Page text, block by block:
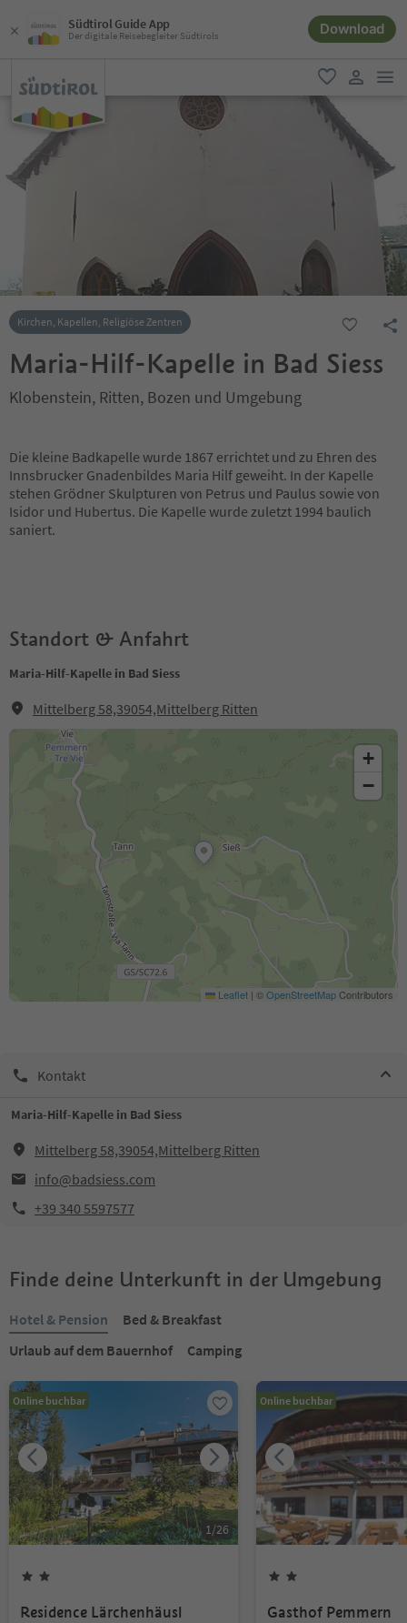
Südtirol Guide App
Der digitale Reisebegleiter Südtirols Download
favorit
Kirchen, Kapellen, Religiöse Zentren
Maria-Hilf-Kapelle in Bad Siess
Klobenstein, Ritten, Bozen und Umgebung
Die kleine Badkapelle wurde 1867 errichtet und zu Ehren des
Innsbrucker Gnadenbildes Maria Hilf geweiht. In der Kapelle
stehen Grödner Skulpturen von Petrus und Paulus sowie von
Isidor und Hubertus. Die Kapelle wurde zuletzt 1994 baulich
saniert.
Standort & Anfahrt
Maria-Hilf-Kapelle in Bad Siess
Mittelberg 58,39054,Mittelberg Ritten
+
−
Leaflet | ©OpenStreetMapContributors
Kontakt
Maria-Hilf-Kapelle in Bad Siess
Mittelberg 58,39054,Mittelberg Ritten
info@badsiess.com
+39 340 5597577
Finde deine Unterkunft in der Umgebung
Hotel & Pension
Bed & Breakfast
Urlaub auf dem Bauernhof
Camping
Online buchbar
1/26
Residence Lärchenhäusl
Online buchbar
Gasthof Pemmern